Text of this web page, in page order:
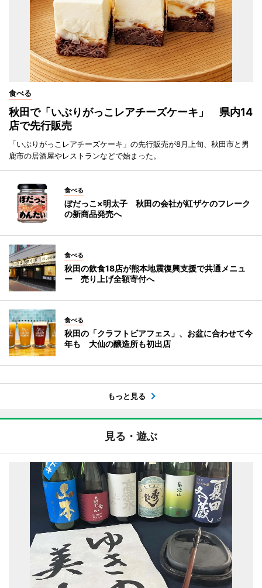
食べる
秋田で「いぶりがっこレアチーズケーキ」 県内14
店で先行販売
「いぶりがっこレアチーズケーキ」の先行販売が8月上旬、秋田市と男
鹿市の居酒屋やレストランなどで始まった。
食べる
ぼだっこ×明太子 秋田の会社が紅ザケのフレーク
の新商品発売へ
食べる
秋田の飲食18店が熊本地震復興支援で共通メニュ
ー 売り上げ全額寄付へ
食べる
秋田の「クラフトビアフェス」、お盆に合わせて今
年も 大仙の醸造所も初出店
もっと見る
見る・遊ぶ